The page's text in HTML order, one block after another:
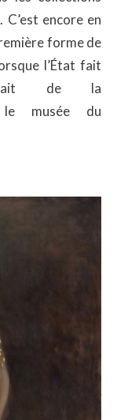
encore en
forme de
l’État fait
de la
musée du